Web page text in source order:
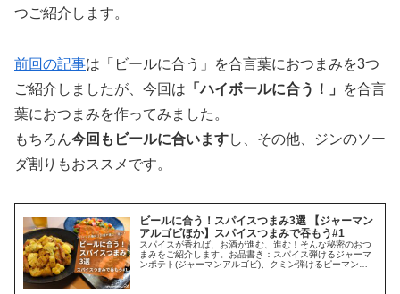
つご紹介します。
前回の記事は「ビールに合う」を合言葉におつまみを3つ
ご紹介しましたが、今回は 「ハイボールに合う！」
を合言
葉におつまみを作ってみました。
もちろん今回もビールに合いますし、その他、ジンのソー
ダ割りもおススメです。
ビールに合う！スパイスつまみ3選 【ジャーマン
アルゴビほか】スパイスつまみで吞もう#1
スパイスが香れば、お酒が進む、進む！そんな秘密のおつ
まみをご紹介します。お品書き：スパイス弾けるジャーマ
ンポテト(ジャーマンアルゴビ)、クミン弾けるピーマンの